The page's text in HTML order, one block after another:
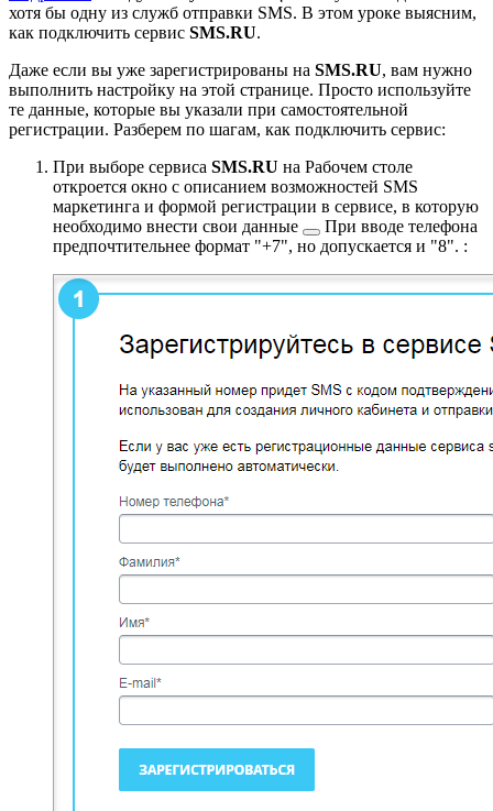
хотя бы одну из служб отправки SMS. В этом уроке выясним,
как подключить сервис SMS.RU.
Даже если вы уже зарегистрированы на SMS.RU, вам нужно
выполнить настройку на этой странице. Просто используйте
те данные, которые вы указали при самостоятельной
регистрации. Разберем по шагам, как подключить сервис:
При выборе сервиса SMS.RU на Рабочем столе
откроется окно с описанием возможностей SMS
маркетинга и формой регистрации в сервисе, в которую
необходимо внести свои данные
При вводе телефона
предпочтительнее формат "+7", но допускается и "8". :